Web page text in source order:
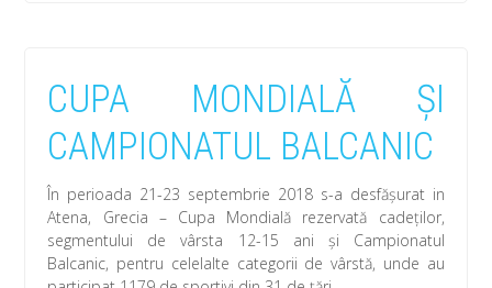
CUPA MONDIALĂ ȘI
CAMPIONATUL BALCANIC
În perioada 21-23 septembrie 2018 s-a desfășurat in
Atena, Grecia – Cupa Mondială rezervată cadeților,
segmentului de vârsta 12-15 ani și Campionatul
Balcanic, pentru celelalte categorii de vârstă, unde au